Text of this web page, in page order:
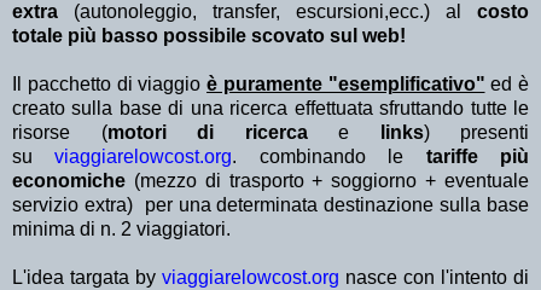
extra (autonoleggio, transfer, escursioni,ecc.) al costo
totale più basso possibile scovato sul web!
Il pacchetto di viaggio è puramente "esemplificativo" ed è
creato sulla base di una ricerca effettuata sfruttando tutte le
risorse (motori di ricerca e links) presenti
suviaggiarelowcost.org. combinando le tariffe più
economiche (mezzo di trasporto + soggiorno + eventuale
servizio extra)
per una determinata destinazione sulla base
minima di n. 2 viaggiatori.
L'idea targata by viaggiarelowcost.org nasce con l'intento di